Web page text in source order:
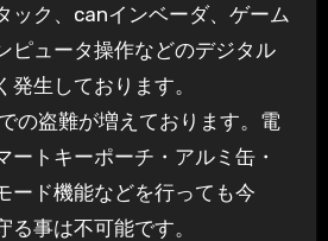
ック、canインベーダ、ゲーム
ピュータ操作などのデジタル
生しております。
の盗難が増えております。電
ートキーポーチ・アルミ缶・
ード機能などを行っても今
事は不可能です。